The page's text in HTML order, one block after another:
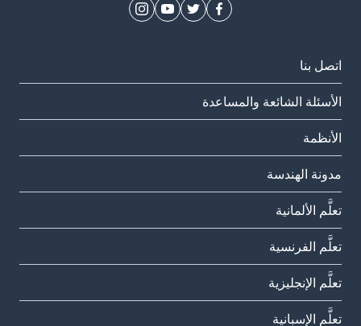
اتصل بنا
الأسئلة الشائعة والمساعدة
الأنظمة
مدونة الهندسة
تعلَّم الألمانية
تعلَّم الفرنسية
تعلَّم الإنجليزية
تعلَّم الإسبانية